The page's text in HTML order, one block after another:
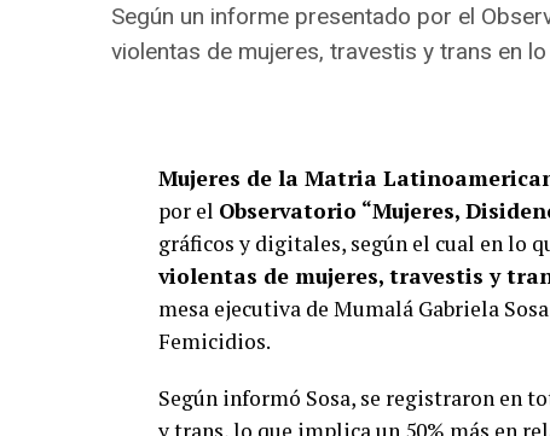
Según un informe presentado por el
violentas de mujeres, travestis y trans en
Mujeres de la Matria
por el Observatorio “Mujeres,
gráficos y digitales, según el cual en lo
violentas de mujeres, travestis y
mesa ejecutiva de Mumalá Gabriela
Femicidios.
Según informó Sosa, se registraron en